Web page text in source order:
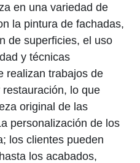
en una variedad de
la pintura de fachadas,
de superficies, el uso
y técnicas
realizan trabajos de
lo que
original de las
personalización de los
los clientes pueden
los acabados,